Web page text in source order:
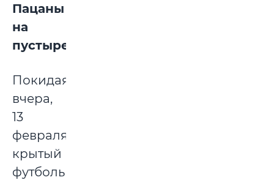
Пацаны
на
пустыре
Покидая
вчера,
13
февраля,
крытый
футбольный